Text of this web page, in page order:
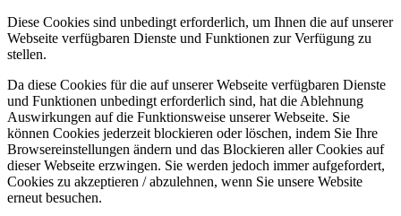
STADTGESTALTEN
VELDLICHTER
Diese Cookies sind unbedingt erforderlich, um Ihnen die auf unserer
Webseite verfügbaren Dienste und Funktionen zur Verfügung zu
stellen.
Da diese Cookies für die auf unserer Webseite verfügbaren Dienste
und Funktionen unbedingt erforderlich sind, hat die Ablehnung
Auswirkungen auf die Funktionsweise unserer Webseite. Sie
können Cookies jederzeit blockieren oder löschen, indem Sie Ihre
Browsereinstellungen ändern und das Blockieren aller Cookies auf
dieser Webseite erzwingen. Sie werden jedoch immer aufgefordert,
Cookies zu akzeptieren / abzulehnen, wenn Sie unsere Website
erneut besuchen.